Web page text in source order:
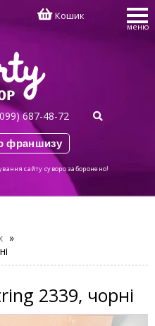
Кошик
меню
687-48-72
франшизу
сайту суворо заборонено!
»
2339, чорні